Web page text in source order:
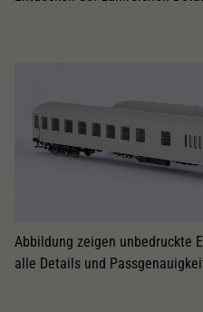
Abbildung zeigen unbedruckte
alle Details und